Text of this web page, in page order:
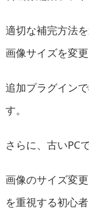
適切な補完方法
画像サイズを変更
追加プラグイン
す。
さらに、古いPC
画像のサイズ変
を重視する初心者